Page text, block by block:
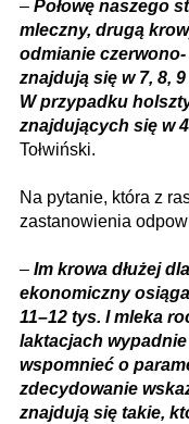
– Połowę naszego
mleczny, drugą
odmianie czerwono-
znajdują się w 7, 8,
W przypadku
znajdujących się w
Tołwiński.
Na pytanie, która z
zastanowienia
– Im krowa dłużej
ekonomiczny
11–12 tys. l mleka
laktacjach
wspomnieć o
zdecydowanie
znajdują się takie,